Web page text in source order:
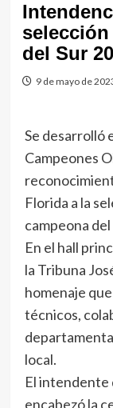
del Sur
9 de mayo de
Se desarrolló
Campeones
Florida a la
campeona
En el hall
la Tribuna
homenaje
técnicos,
local.
El intendente
encabezó la